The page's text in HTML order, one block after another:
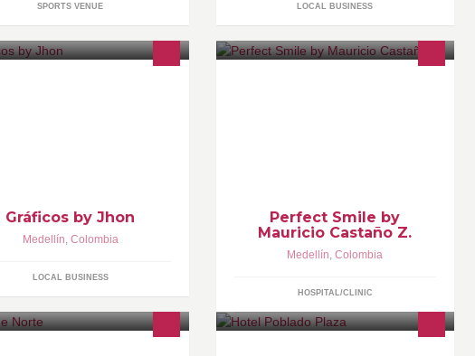
SPORTS VENUE LOCAL BUSINESS
Gráficos by Jhon
Medellín, Colombia
LOCAL BUSINESS
Perfect Smile by
Mauricio Castaño Z.
Medellín,Colombia
HOSPITAL/CLINIC